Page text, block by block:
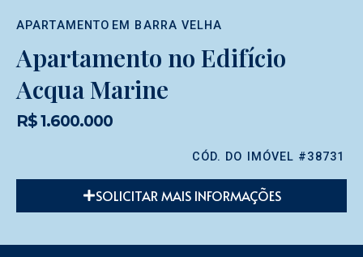
APARTAMENTO EM BARRA VELHA
Apartamento no Edifício
Acqua Marine
R$ 1.600.000
CÓD. DO IMÓVEL #38731
SOLICITAR MAIS INFORMAÇÕES